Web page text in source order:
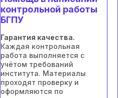
контрольной работы
БГПУ
Гарантия качества.
Каждая контрольная
работа выполняется с
учётом требований
института. Материалы
проходят проверку и
оформляются по